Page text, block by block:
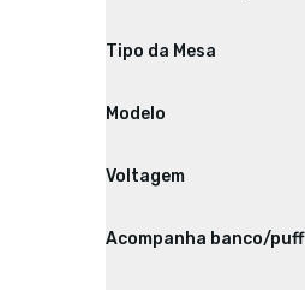
Tipo da Mesa
Modelo
Voltagem
Acompanha banco/puff